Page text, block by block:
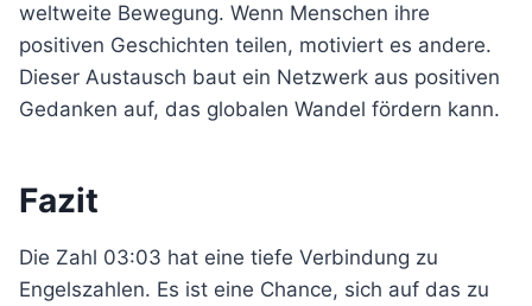
weltweite Bewegung. Wenn Menschen ihre
positiven Geschichten teilen, motiviert es andere.
Dieser Austausch baut ein Netzwerk aus positiven
Gedanken auf, das globalen Wandel fördern kann.
Fazit
Die Zahl 03:03 hat eine tiefe Verbindung zu
Engelszahlen. Es ist eine Chance, sich auf das zu